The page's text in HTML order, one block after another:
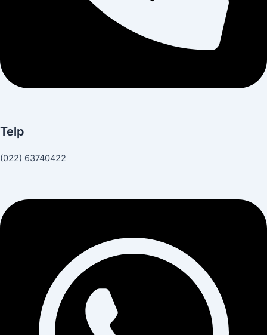
Telp
(022) 63740422